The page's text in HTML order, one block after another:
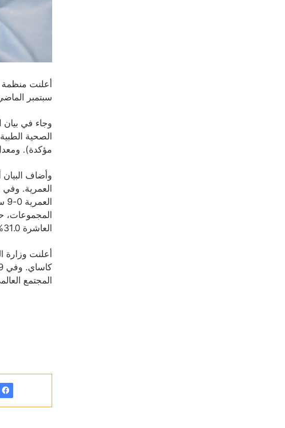
أعلنت منظمة
سبتمبر
مؤكدة). ومعدل
العاشرة 31.0% من حالات الوفاة.
المجتمع العالمي لجمع 21 مليون